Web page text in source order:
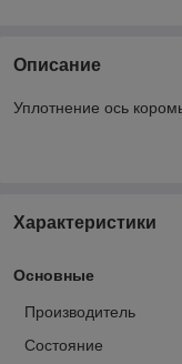
Описание
Уплотнение ось
Характеристики
Основные
Производитель
Состояние